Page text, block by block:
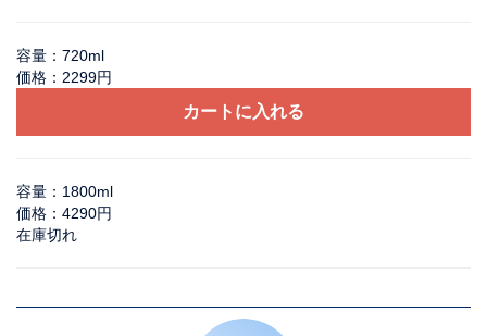
容量：720ml
価格：2299円
カートに入れる
容量：1800ml
価格：4290円
在庫切れ